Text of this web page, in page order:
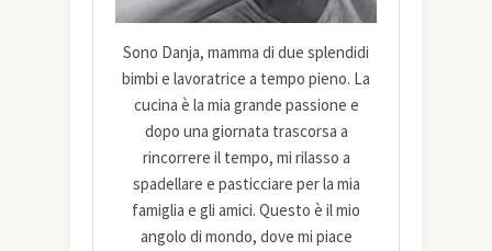
Sono Danja, mamma di due splendidi
bimbi e lavoratrice a tempo pieno. La
cucina è la mia grande passione e
dopo una giornata trascorsa a
rincorrere il tempo, mi rilasso a
spadellare e pasticciare per la mia
famiglia e gli amici. Questo è il mio
angolo di mondo, dove mi piace